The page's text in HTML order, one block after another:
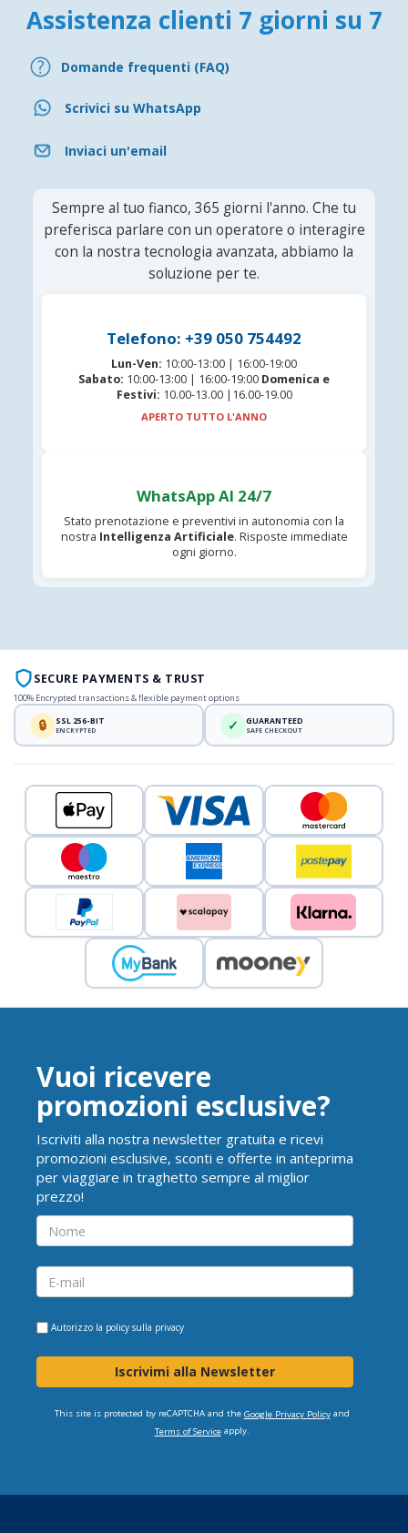
Assistenza clienti 7 giorni su 7
Domande frequenti (FAQ)
Scrivici su WhatsApp
Inviaci un'email
Sempre al tuo fianco, 365 giorni l'anno. Che tu
preferisca parlare con un operatore o interagire
con la nostra tecnologia avanzata, abbiamo la
soluzione per te.
Telefono: +39 050 754492
Lun-Ven: 10:00-13:00 | 16:00-19:00
Sabato: 10:00-13:00 | 16:00-19:00 Domenica e
Festivi: 10.00-13.00 |16.00-19.00
APERTO TUTTO L'ANNO
WhatsApp AI 24/7
Stato prenotazione e preventivi in autonomia con la
nostra Intelligenza Artificiale. Risposte immediate
ogni giorno.
SECURE PAYMENTS & TRUST
100% Encrypted transactions & flexible payment options
🔒 SSL 256-BIT
ENCRYPTED ✓ GUARANTEED
SAFE CHECKOUT
Vuoi ricevere
promozioni esclusive?
Iscriviti alla nostra newsletter gratuita e ricevi
promozioni esclusive, sconti e offerte in anteprima
per viaggiare in traghetto sempre al miglior
prezzo!
Autorizzo la policy sulla privacy
Iscrivimi alla Newsletter
This site is protected by reCAPTCHA and the Google Privacy Policyand
Terms of Serviceapply.